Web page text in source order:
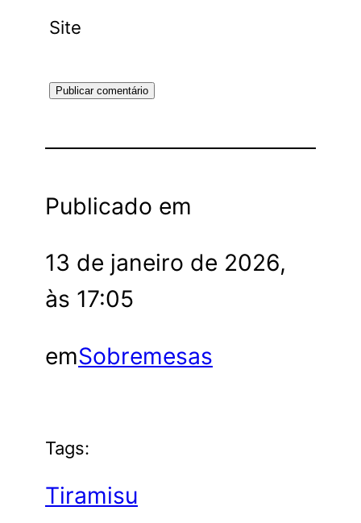
Site
Publicado em
13 de janeiro de 2026,
às 17:05
emSobremesas
Tags:
Tiramisu